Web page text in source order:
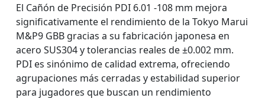
El Cañón de Precisión PDI 6.01 -108 mm mejora
significativamente el rendimiento de la Tokyo Marui
M&P9 GBB gracias a su fabricación japonesa en
acero SUS304 y tolerancias reales de ±0.002 mm.
PDI es sinónimo de calidad extrema, ofreciendo
agrupaciones más cerradas y estabilidad superior
para jugadores que buscan un rendimiento